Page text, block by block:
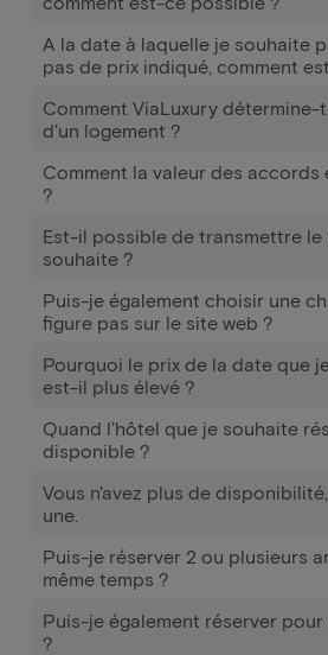
A la date à laquelle je souhaite
pas de prix indiqué, comment
Comment ViaLuxury
d'un logement ?
Comment la valeur des
?
Est-il possible de transmettre
souhaite ?
Puis-je également choisir une
figure pas sur le site web ?
Pourquoi le prix de la date que
est-il plus élevé ?
Quand l'hôtel que je souhaite
disponible ?
Vous n'avez plus de
une.
Puis-je réserver 2 ou plusieurs
même temps ?
Puis-je également réserver
?